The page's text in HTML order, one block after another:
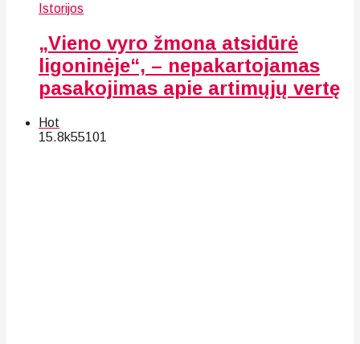
Istorijos
„Vieno vyro žmona atsidūrė
ligoninėje“, – nepakartojamas
pasakojimas apie artimųjų vertę
Hot
15.8k55101